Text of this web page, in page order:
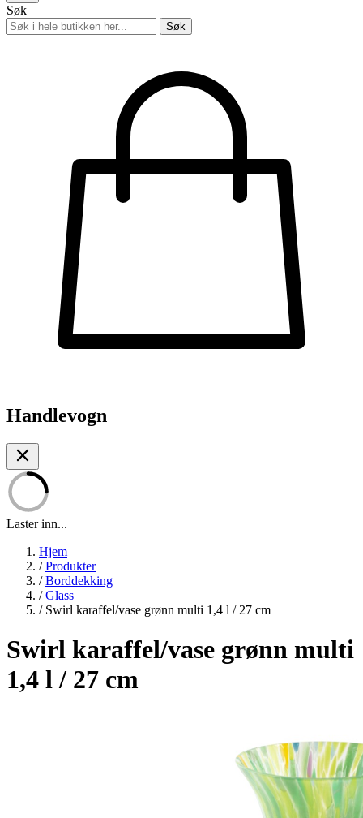
Søk
Søk
Handlevogn
Laster inn...
Hjem
/ Produkter
/ Borddekking
/ Glass
/ Swirl karaffel/vase grønn multi 1,4 l / 27 cm
Swirl karaffel/vase grønn multi
1,4 l / 27 cm